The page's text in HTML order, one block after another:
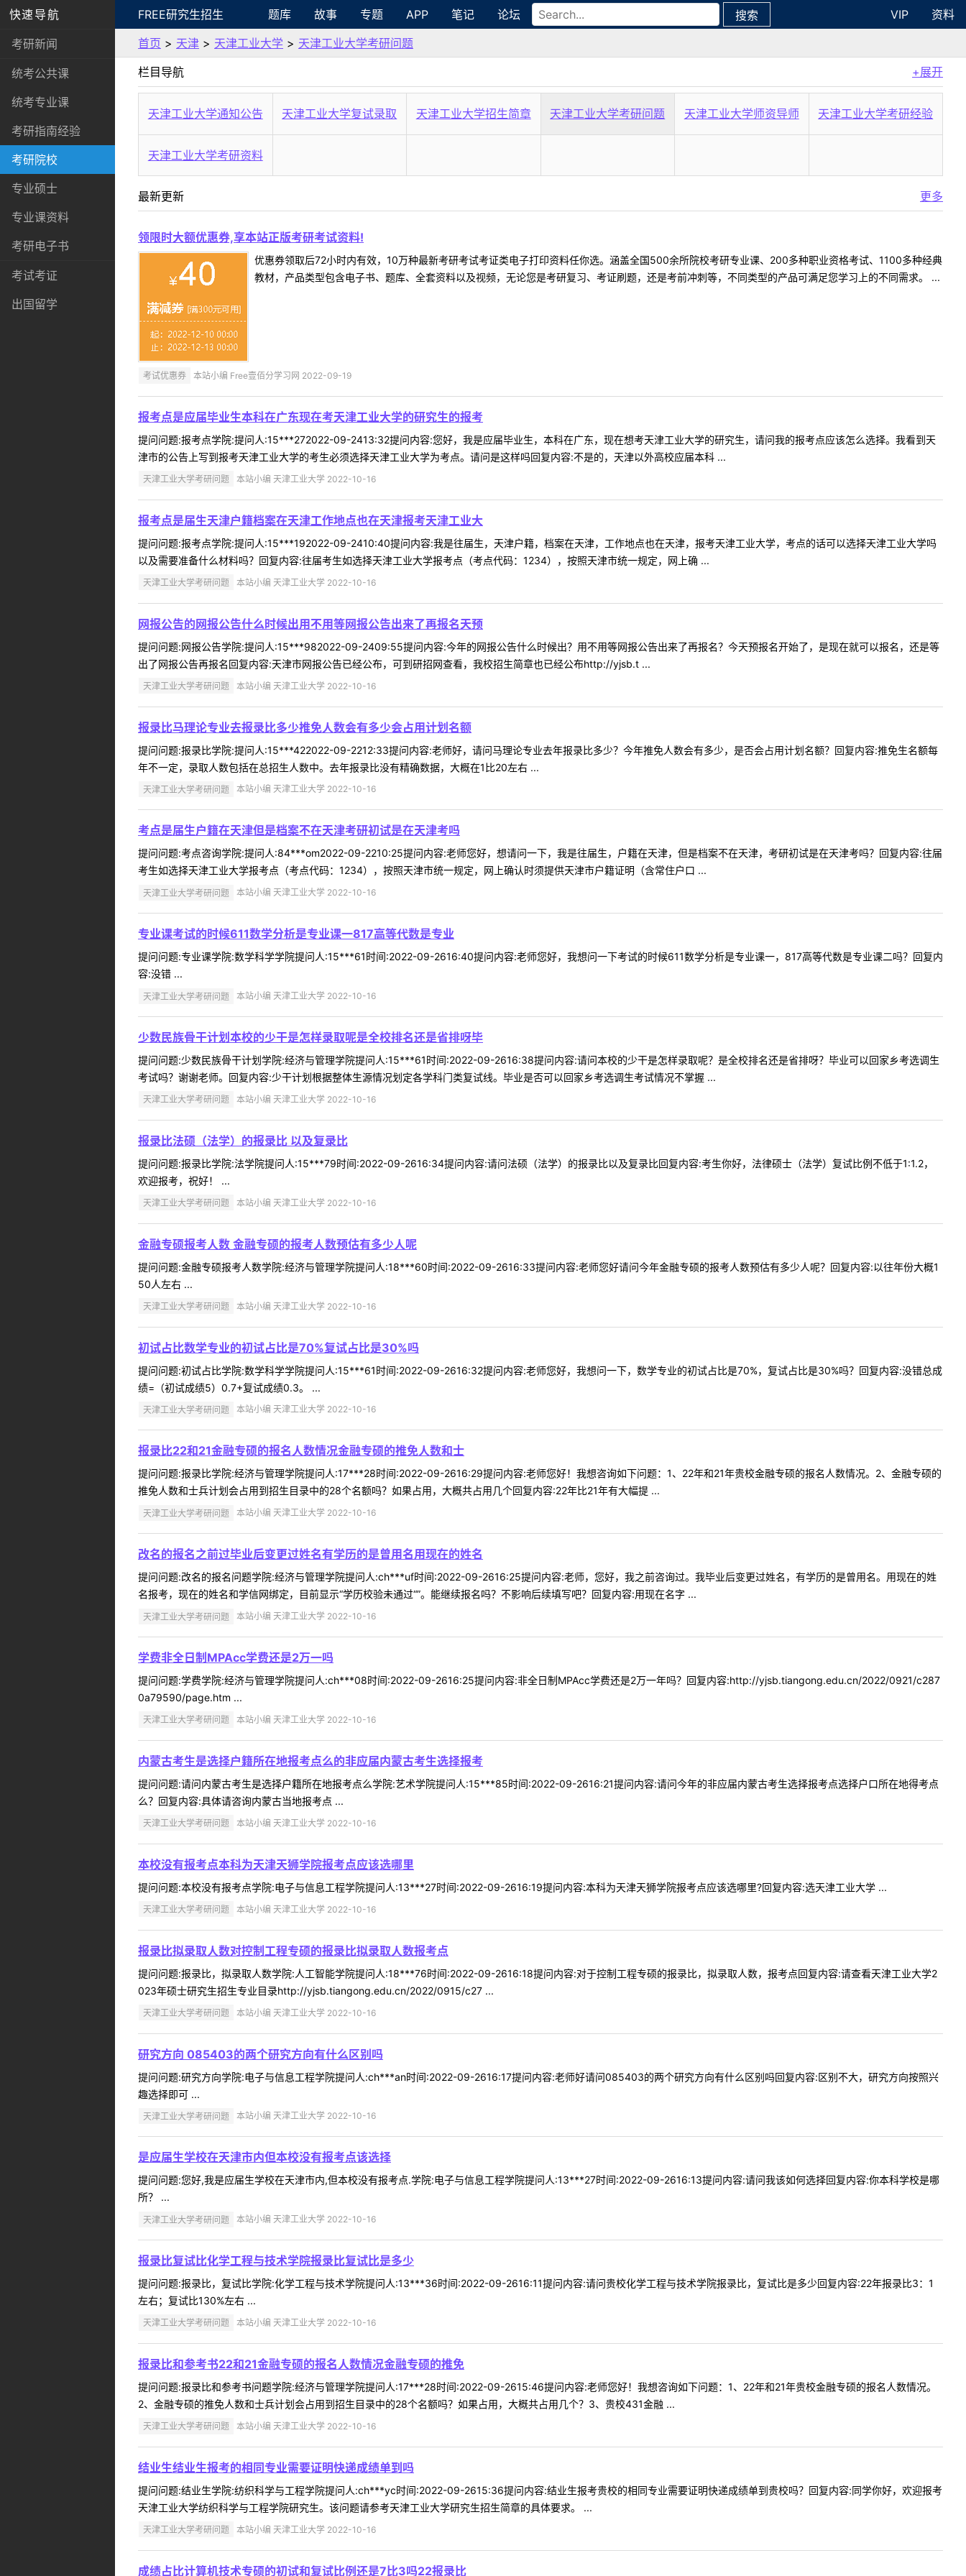
快速导航
考研新闻
统考公共课
统考专业课
考研指南经验
考研院校
专业硕士
专业课资料
考研电子书
考试考证
出国留学
FREE研究生招生 题库 故事 专题 APP 笔记 论坛 搜索 VIP
资料
首页 > 天津 > 天津工业大学 > 天津工业大学考研问题
栏目导航
+展开
天津工业大学通知公告 天津工业大学复试录取 天津工业大学招生简章 天津工业大学考研问题 天津工业大学师资导师 天津工业大学考研经验
天津工业大学考研资料
最新更新 更多
领限时大额优惠券,享本站正版考研考试资料!
优惠券领取后72小时内有效，10万种最新考研考试考证类电子打印资料任你选。涵盖全国500余所院校考研专业课、200多种职业资格考试、1100多种经典
教材，产品类型包含电子书、题库、全套资料以及视频，无论您是考研复习、考证刷题，还是考前冲刺等，不同类型的产品可满足您学习上的不同需求。 ...
考试优惠券 本站小编 Free壹佰分学习网 2022-09-19
报考点是应届毕业生本科在广东现在考天津工业大学的研究生的报考
提问问题:报考点学院:提问人:15***272022-09-2413:32提问内容:您好，我是应届毕业生，本科在广东，现在想考天津工业大学的研究生，请问我的报考点应该怎么选择。我看到天
津市的公告上写到报考天津工业大学的考生必须选择天津工业大学为考点。请问是这样吗回复内容:不是的，天津以外高校应届本科 ...
天津工业大学考研问题 本站小编 天津工业大学 2022-10-16
报考点是届生天津户籍档案在天津工作地点也在天津报考天津工业大
提问问题:报考点学院:提问人:15***192022-09-2410:40提问内容:我是往届生，天津户籍，档案在天津，工作地点也在天津，报考天津工业大学，考点的话可以选择天津工业大学吗
以及需要准备什么材料吗？回复内容:往届考生如选择天津工业大学报考点（考点代码：1234），按照天津市统一规定，网上确 ...
天津工业大学考研问题 本站小编 天津工业大学 2022-10-16
网报公告的网报公告什么时候出用不用等网报公告出来了再报名天预
提问问题:网报公告学院:提问人:15***982022-09-2409:55提问内容:今年的网报公告什么时候出？用不用等网报公告出来了再报名？今天预报名开始了，是现在就可以报名，还是等
出了网报公告再报名回复内容:天津市网报公告已经公布，可到研招网查看，我校招生简章也已经公布http://yjsb.t ...
天津工业大学考研问题 本站小编 天津工业大学 2022-10-16
报录比马理论专业去报录比多少推免人数会有多少会占用计划名额
提问问题:报录比学院:提问人:15***422022-09-2212:33提问内容:老师好，请问马理论专业去年报录比多少？今年推免人数会有多少，是否会占用计划名额？回复内容:推免生名额每
年不一定，录取人数包括在总招生人数中。去年报录比没有精确数据，大概在1比20左右 ...
天津工业大学考研问题 本站小编 天津工业大学 2022-10-16
考点是届生户籍在天津但是档案不在天津考研初试是在天津考吗
提问问题:考点咨询学院:提问人:84***om2022-09-2210:25提问内容:老师您好，想请问一下，我是往届生，户籍在天津，但是档案不在天津，考研初试是在天津考吗？回复内容:往届
考生如选择天津工业大学报考点（考点代码：1234），按照天津市统一规定，网上确认时须提供天津市户籍证明（含常住户口 ...
天津工业大学考研问题 本站小编 天津工业大学 2022-10-16
专业课考试的时候611数学分析是专业课一817高等代数是专业
提问问题:专业课学院:数学科学学院提问人:15***61时间:2022-09-2616:40提问内容:老师您好，我想问一下考试的时候611数学分析是专业课一，817高等代数是专业课二吗？回复内
容:没错 ...
天津工业大学考研问题 本站小编 天津工业大学 2022-10-16
少数民族骨干计划本校的少干是怎样录取呢是全校排名还是省排呀毕
提问问题:少数民族骨干计划学院:经济与管理学院提问人:15***61时间:2022-09-2616:38提问内容:请问本校的少干是怎样录取呢？是全校排名还是省排呀？毕业可以回家乡考选调生
考试吗？谢谢老师。回复内容:少干计划根据整体生源情况划定各学科门类复试线。毕业是否可以回家乡考选调生考试情况不掌握 ...
天津工业大学考研问题 本站小编 天津工业大学 2022-10-16
报录比法硕（法学）的报录比 以及复录比
提问问题:报录比学院:法学院提问人:15***79时间:2022-09-2616:34提问内容:请问法硕（法学）的报录比以及复录比回复内容:考生你好，法律硕士（法学）复试比例不低于1:1.2，
欢迎报考，祝好！ ...
天津工业大学考研问题 本站小编 天津工业大学 2022-10-16
金融专硕报考人数 金融专硕的报考人数预估有多少人呢
提问问题:金融专硕报考人数学院:经济与管理学院提问人:18***60时间:2022-09-2616:33提问内容:老师您好请问今年金融专硕的报考人数预估有多少人呢？回复内容:以往年份大概1
50人左右 ...
天津工业大学考研问题 本站小编 天津工业大学 2022-10-16
初试占比数学专业的初试占比是70%复试占比是30%吗
提问问题:初试占比学院:数学科学学院提问人:15***61时间:2022-09-2616:32提问内容:老师您好，我想问一下，数学专业的初试占比是70%，复试占比是30%吗？回复内容:没错总成
绩=（初试成绩5）0.7+复试成绩0.3。 ...
天津工业大学考研问题 本站小编 天津工业大学 2022-10-16
报录比22和21金融专硕的报名人数情况金融专硕的推免人数和士
提问问题:报录比学院:经济与管理学院提问人:17***28时间:2022-09-2616:29提问内容:老师您好！我想咨询如下问题：1、22年和21年贵校金融专硕的报名人数情况。2、金融专硕的
推免人数和士兵计划会占用到招生目录中的28个名额吗？如果占用，大概共占用几个回复内容:22年比21年有大幅提 ...
天津工业大学考研问题 本站小编 天津工业大学 2022-10-16
改名的报名之前过毕业后变更过姓名有学历的是曾用名用现在的姓名
提问问题:改名的报名问题学院:经济与管理学院提问人:ch***uf时间:2022-09-2616:25提问内容:老师，您好，我之前咨询过。我毕业后变更过姓名，有学历的是曾用名。用现在的姓
名报考，现在的姓名和学信网绑定，目前显示“学历校验未通过“”。能继续报名吗？不影响后续填写吧？回复内容:用现在名字 ...
天津工业大学考研问题 本站小编 天津工业大学 2022-10-16
学费非全日制MPAcc学费还是2万一吗
提问问题:学费学院:经济与管理学院提问人:ch***08时间:2022-09-2616:25提问内容:非全日制MPAcc学费还是2万一年吗？回复内容:http://yjsb.tiangong.edu.cn/2022/0921/c287
0a79590/page.htm ...
天津工业大学考研问题 本站小编 天津工业大学 2022-10-16
内蒙古考生是选择户籍所在地报考点么的非应届内蒙古考生选择报考
提问问题:请问内蒙古考生是选择户籍所在地报考点么学院:艺术学院提问人:15***85时间:2022-09-2616:21提问内容:请问今年的非应届内蒙古考生选择报考点选择户口所在地得考点
么？回复内容:具体请咨询内蒙古当地报考点 ...
天津工业大学考研问题 本站小编 天津工业大学 2022-10-16
本校没有报考点本科为天津天狮学院报考点应该选哪里
提问问题:本校没有报考点学院:电子与信息工程学院提问人:13***27时间:2022-09-2616:19提问内容:本科为天津天狮学院报考点应该选哪里?回复内容:选天津工业大学 ...
天津工业大学考研问题 本站小编 天津工业大学 2022-10-16
报录比拟录取人数对控制工程专硕的报录比拟录取人数报考点
提问问题:报录比，拟录取人数学院:人工智能学院提问人:18***76时间:2022-09-2616:18提问内容:对于控制工程专硕的报录比，拟录取人数，报考点回复内容:请查看天津工业大学2
023年硕士研究生招生专业目录http://yjsb.tiangong.edu.cn/2022/0915/c27 ...
天津工业大学考研问题 本站小编 天津工业大学 2022-10-16
研究方向 085403的两个研究方向有什么区别吗
提问问题:研究方向学院:电子与信息工程学院提问人:ch***an时间:2022-09-2616:17提问内容:老师好请问085403的两个研究方向有什么区别吗回复内容:区别不大，研究方向按照兴
趣选择即可 ...
天津工业大学考研问题 本站小编 天津工业大学 2022-10-16
是应届生学校在天津市内但本校没有报考点该选择
提问问题:您好,我是应届生学校在天津市内,但本校没有报考点.学院:电子与信息工程学院提问人:13***27时间:2022-09-2616:13提问内容:请问我该如何选择回复内容:你本科学校是哪
所？ ...
天津工业大学考研问题 本站小编 天津工业大学 2022-10-16
报录比复试比化学工程与技术学院报录比复试比是多少
提问问题:报录比，复试比学院:化学工程与技术学院提问人:13***36时间:2022-09-2616:11提问内容:请问贵校化学工程与技术学院报录比，复试比是多少回复内容:22年报录比3：1
左右；复试比130%左右 ...
天津工业大学考研问题 本站小编 天津工业大学 2022-10-16
报录比和参考书22和21金融专硕的报名人数情况金融专硕的推免
提问问题:报录比和参考书问题学院:经济与管理学院提问人:17***28时间:2022-09-2615:46提问内容:老师您好！我想咨询如下问题：1、22年和21年贵校金融专硕的报名人数情况。
2、金融专硕的推免人数和士兵计划会占用到招生目录中的28个名额吗？如果占用，大概共占用几个？3、贵校431金融 ...
天津工业大学考研问题 本站小编 天津工业大学 2022-10-16
结业生结业生报考的相同专业需要证明快递成绩单到吗
提问问题:结业生学院:纺织科学与工程学院提问人:ch***yc时间:2022-09-2615:36提问内容:结业生报考贵校的相同专业需要证明快递成绩单到贵校吗？回复内容:同学你好，欢迎报考
天津工业大学纺织科学与工程学院研究生。该问题请参考天津工业大学研究生招生简章的具体要求。 ...
天津工业大学考研问题 本站小编 天津工业大学 2022-10-16
成绩占比计算机技术专硕的初试和复试比例还是7比3吗22报录比